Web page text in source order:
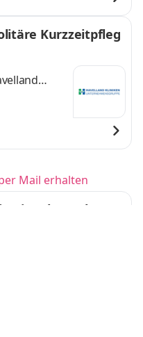
Kurzzeitpfleg
Mail erhalten
Developme